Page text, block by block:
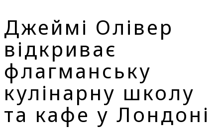
Джеймі Олівер
відкриває
флагманську
кулінарну школу
та кафе у Лондоні